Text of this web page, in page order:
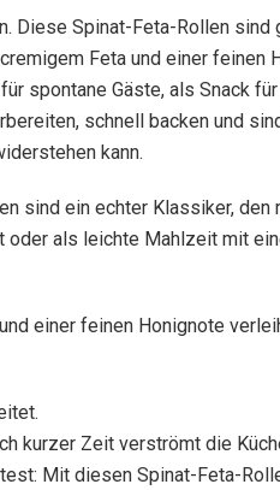
Spinat-Feta-Rollen
Feta und einer
spontane Gäste, als Snack
schnell backen und
kann.
sind ein echter Klassiker,
als leichte Mahlzeit mit
einer feinen Honignote
kurzer Zeit verströmt die
Mit diesen Spinat-Feta-